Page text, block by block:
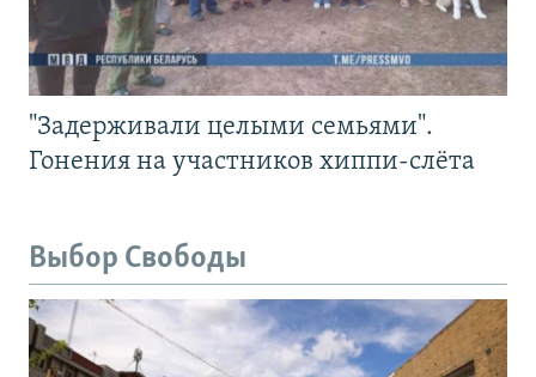
"Задерживали целыми семьями".
Гонения на участников хиппи-слёта
Выбор Свободы